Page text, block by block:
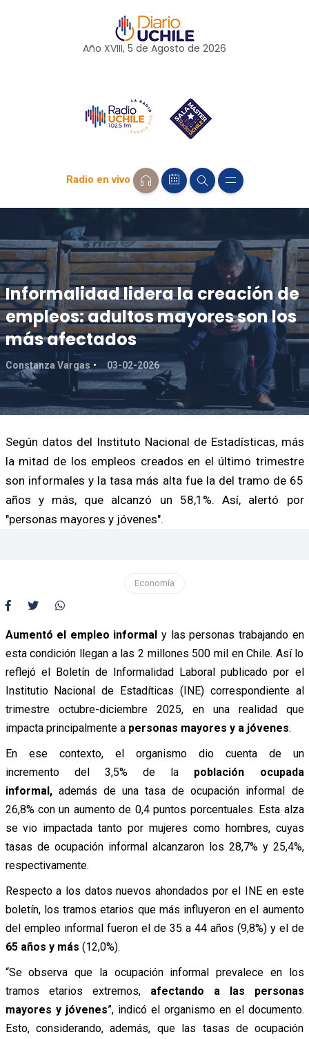
Año XVIII, 5 de Agosto de 2026
Radio en vivo
Informalidad lidera la creación de
empleos: adultos mayores son los
más afectados
Constanza Vargas 03-02-2026
Según datos del Instituto Nacional de Estadísticas, más
la mitad de los empleos creados en el último trimestre
son informales y la tasa más alta fue la del tramo de 65
años y más, que alcanzó un 58,1%. Así, alertó por
"personas mayores y jóvenes".
Economía
Aumentó el empleo informal y las personas trabajando en
esta condición llegan a las 2 millones 500 mil en Chile. Así lo
reflejó el Boletín de Informalidad Laboral publicado por el
Institutio Nacional de Estadíticas (INE) correspondiente al
trimestre octubre-diciembre 2025, en una realidad que
impacta principalmente a personas mayores y a jóvenes.
En ese contexto, el organismo dio cuenta de un
incremento del 3,5% de la población ocupada
informal,además de una tasa de ocupación informal de
26,8% con un aumento de 0,4 puntos porcentuales. Esta alza
se vio impactada tanto por mujeres como hombres, cuyas
tasas de ocupación informal alcanzaron los 28,7% y 25,4%,
respectivamente.
Respecto a los datos nuevos ahondados por el INE en este
boletín, los tramos etarios que más influyeron en el aumento
del empleo informal fueron el de 35 a 44 años (9,8%) y el de
65 años y más (12,0%).
“Se observa que la ocupación informal prevalece en los
tramos etarios extremos, afectando a las personas
mayores y jóvenes”, indicó el organismo en el documento.
Esto, considerando, además, que las tasas de ocupación